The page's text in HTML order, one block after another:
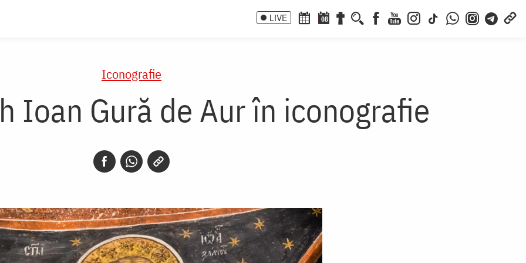
LIVE 08
Iconografie
Ioan Gură de Aur în iconografie